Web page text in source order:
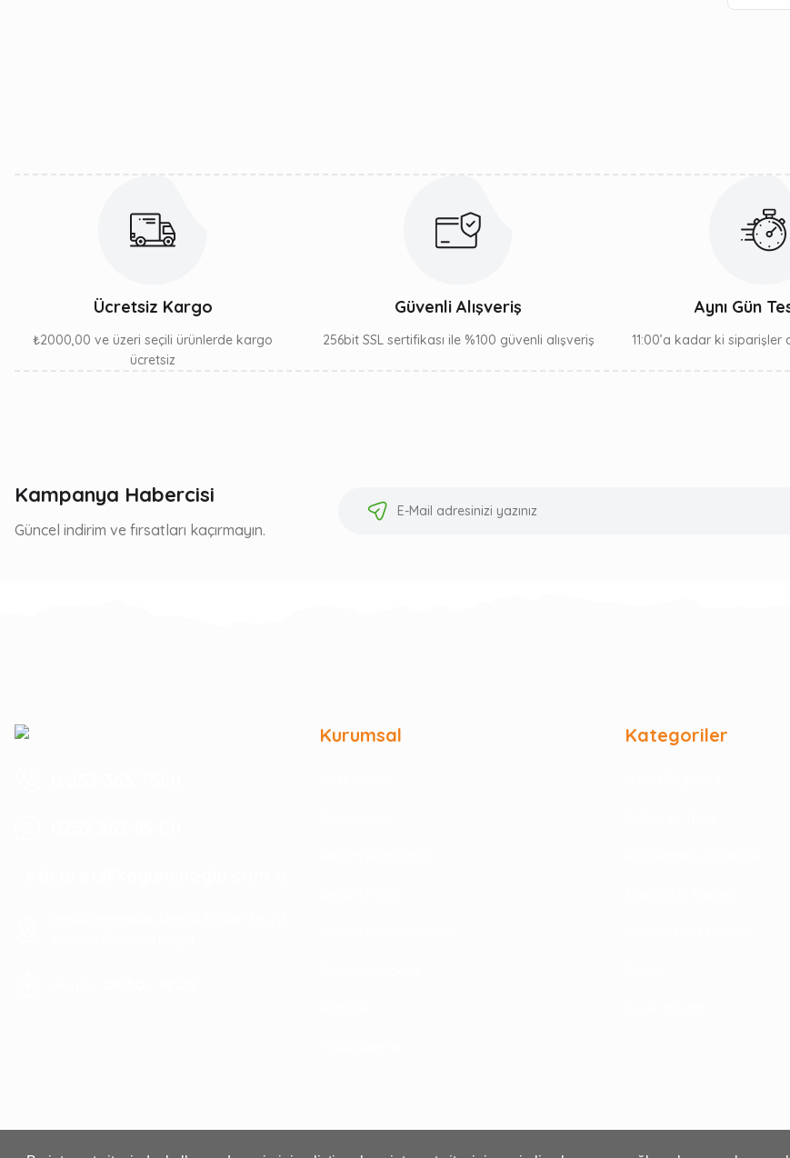
₺530,00
Ücretsiz Kargo
₺2000,00 ve üzeri seçili ürünlerde kargo
ücretsiz
Güvenli Alışveriş
256bit SSL sertifikası ile %100 güvenli alışveriş
Aynı Gün
11:00’a kadar ki siparişler
Kampanya Habercisi
Güncel indirim ve fırsatları kaçırmayın.
Kurumsal Kategoriler